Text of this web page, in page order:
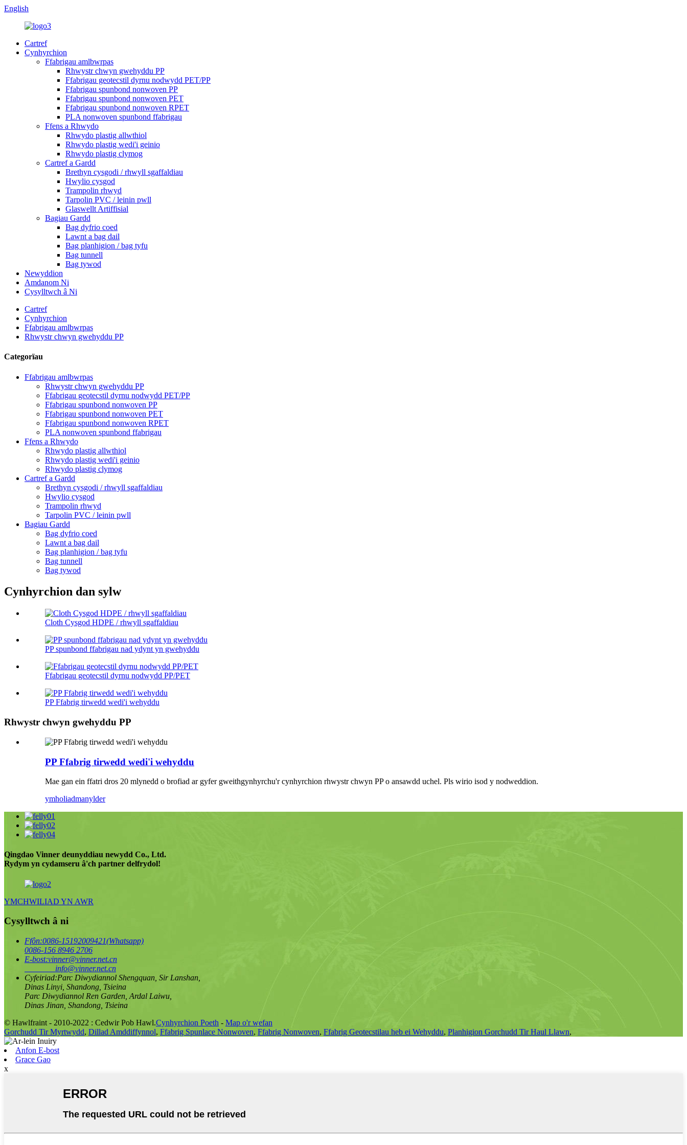
English
Cartref
Cynhyrchion
Ffabrigau amlbwrpas
Rhwystr chwyn gwehyddu PP
Ffabrigau geotecstil dyrnu nodwydd PET/PP
Ffabrigau spunbond nonwoven PP
Ffabrigau spunbond nonwoven PET
Ffabrigau spunbond nonwoven RPET
PLA nonwoven spunbond ffabrigau
Ffens a Rhwydo
Rhwydo plastig allwthiol
Rhwydo plastig wedi'i geinio
Rhwydo plastig clymog
Cartref a Gardd
Brethyn cysgodi / rhwyll sgaffaldiau
Hwylio cysgod
Trampolin rhwyd
Tarpolin PVC / leinin pwll
Glaswellt Artiffisial
Bagiau Gardd
Bag dyfrio coed
Lawnt a bag dail
Bag planhigion / bag tyfu
Bag tunnell
Bag tywod
Newyddion
Amdanom Ni
Cysylltwch â Ni
Cartref
Cynhyrchion
Ffabrigau amlbwrpas
Rhwystr chwyn gwehyddu PP
Categorïau
Ffabrigau amlbwrpas
Rhwystr chwyn gwehyddu PP
Ffabrigau geotecstil dyrnu nodwydd PET/PP
Ffabrigau spunbond nonwoven PP
Ffabrigau spunbond nonwoven PET
Ffabrigau spunbond nonwoven RPET
PLA nonwoven spunbond ffabrigau
Ffens a Rhwydo
Rhwydo plastig allwthiol
Rhwydo plastig wedi'i geinio
Rhwydo plastig clymog
Cartref a Gardd
Brethyn cysgodi / rhwyll sgaffaldiau
Hwylio cysgod
Trampolin rhwyd
Tarpolin PVC / leinin pwll
Bagiau Gardd
Bag dyfrio coed
Lawnt a bag dail
Bag planhigion / bag tyfu
Bag tunnell
Bag tywod
Cynhyrchion dan sylw
Cloth Cysgod HDPE / rhwyll sgaffaldiau
PP spunbond ffabrigau nad ydynt yn gwehyddu
Ffabrigau geotecstil dyrnu nodwydd PP/PET
PP Ffabrig tirwedd wedi'i wehyddu
Rhwystr chwyn gwehyddu PP
PP Ffabrig tirwedd wedi'i wehyddu
Mae gan ein ffatri dros 20 mlynedd o brofiad ar gyfer gweithgynhyrchu'r cynhyrchion rhwystr chwyn PP o ansawdd uchel. Pls wirio isod y nodweddion.
ymholiadmanylder
Qingdao Vinner deunyddiau newydd Co., Ltd.
Rydym yn cydamseru â'ch partner delfrydol!
YMCHWILIAD YN AWR
Cysylltwch â ni
Ffôn:0086-15192009421(Whatsapp)
0086-156 8946 2706
E-bost:vinner@vinner.net.cn
info@vinner.net.cn
Cyfeiriad:Parc Diwydiannol Shengquan, Sir Lanshan,
Dinas Linyi, Shandong, Tsieina
Parc Diwydiannol Ren Garden, Ardal Laiwu,
Dinas Jinan, Shandong, Tsieina
© Hawlfraint - 2010-2022 : Cedwir Pob Hawl.Cynhyrchion Poeth - Map o'r wefan
Gorchudd Tir Myrtwydd, Dillad Amddiffynnol, Ffabrig Spunlace Nonwoven, Ffabrig Nonwoven, Ffabrig Geotecstilau heb ei Wehyddu, Planhigion Gorchudd Tir Haul Llawn,
Anfon E-bost
Grace Gao
x